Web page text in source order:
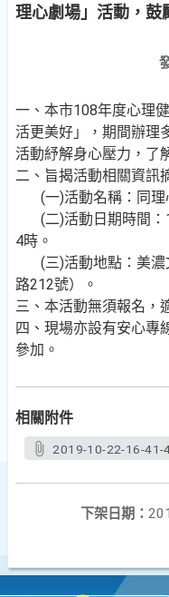
理心劇場」活動，鼓
一、本市108年度心理
活更美好」，期間辦理
活動紓解身心壓力，了
二、旨揭活動相關資訊
(一)活動名稱：同理
(二)活動日期時間：
4時。
(三)活動地點：美濃
路212號）。
三、本活動無須報名，
四、現場亦設有安心專
參加。
相關附件
2019-10-22-16-41-
下架日期：